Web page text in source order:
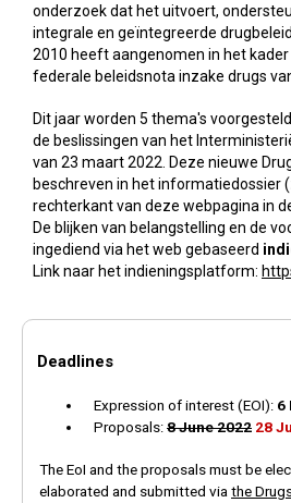
onderzoek dat het uitvoert,
integrale en geïntegreerde
2010 heeft aangenomen in het
federale beleidsnota inzake drugs
Dit jaar worden 5 thema's
de beslissingen van het
van 23 maart 2022. Deze nieuwe
beschreven in het informatiedossier
rechterkant van deze webpagina in
De blijken van belangstelling en de
ingediend via het web gebaseerd
Link naar het indieningsplatform:
Deadlines
Expression of interest (EOI): 6
Proposals:8 June 2022 28
The EoI and the proposals must be
elaborated and submitted via the